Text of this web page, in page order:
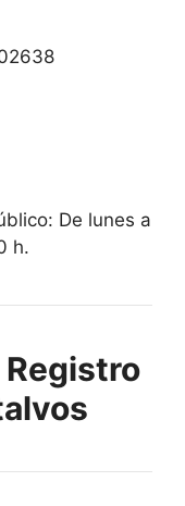
De lunes a
h.